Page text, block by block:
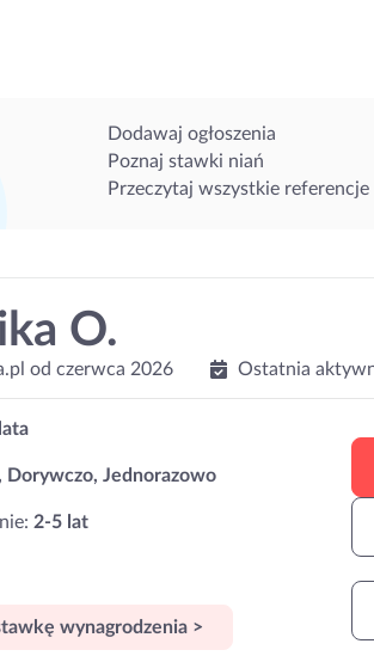
Dodawaj ogłoszenia
Poznaj stawki niań
Przeczytaj wszystkie referencje
O.
od czerwca 2026 Ostatnia
Dorywczo, Jednorazowo
2-5 lat
wynagrodzenia >